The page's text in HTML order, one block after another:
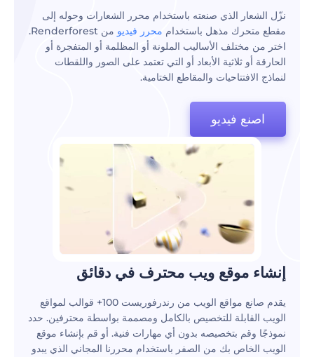
نزّل الشعار الذي صنعته باستخدام محرر الشعارات وحوله إلى
مقطع متحرك مذهل باستخدام محرر فيديو
من Renderforest.
اختر من مختلف الأساليب الملونة أو المظلمة أو المتفجرة أو
الحارقة أو ثلاثية الأبعاد أو التي تعتمد على الصور واللقطات
لنماذج الافتتاحيات والمقاطع الختامية.
اصنع فيديو
‫إنشاء موقع ويب محترف في دقائق‬
يقدم صانع مواقع الويب من رندرفوريست 100+ قوالب لمواقع
الويب القابلة للتخصيص بالكامل ومصممة بواسطة محترفين. حدد
نموذجًا وقم بتخصيصه بدون أي مهارات فنية. أو قم بإنشاء موقع
الويب الخاص بك من الصفر باستخدام محررنا المجاني الذي يبدو